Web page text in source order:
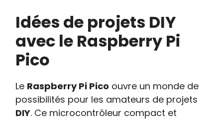
Idées de projets DIY
avec le Raspberry Pi
Pico
Le Raspberry Pi Pico ouvre un monde de
possibilités pour les amateurs de projets
DIY. Ce microcontrôleur compact et